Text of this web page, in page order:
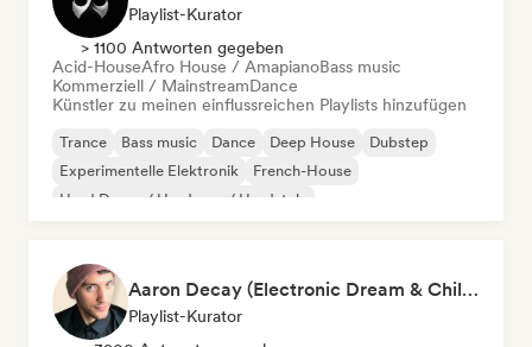
Playlist-Kurator
> 1100 Antworten gegeben
Acid-HouseAfro House / AmapianoBass music
Kommerziell / MainstreamDance
Künstler zu meinen einflussreichen Playlists hinzufügen
Trance Bass music Dance Deep House
Dubstep
Experimentelle Elektronik
French-House
Hard Dance / Hardcore / Hardstyle
Aaron Decay (Electronic Dream & Chill Electronic Dream playlists)
Playlist-Kurator